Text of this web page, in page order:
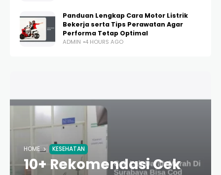
Panduan Lengkap Cara Motor Listrik
Bekerja serta Tips Perawatan Agar
Performa Tetap Optimal
ADMIN 4 HOURS AGO
HOME KESEHATAN
10+ Rekomendasi Cek